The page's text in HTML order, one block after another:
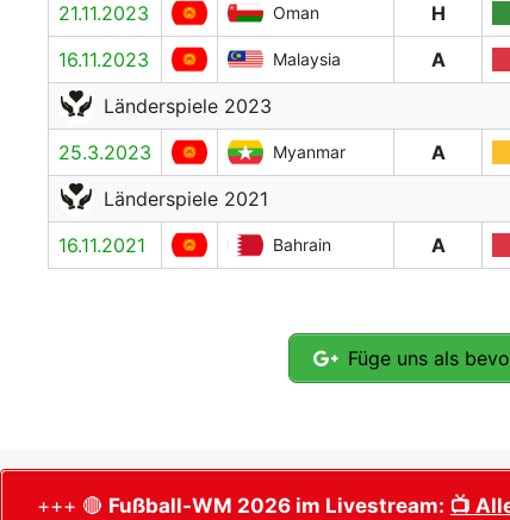
21.11.2023
Oman H
16.11.2023
Malaysia A
Länderspiele 2023
25.3.2023
Myanmar A
Länderspiele 2021
16.11.2021
Bahrain A
Füge uns als
+++ 🔴 Fußball-WM 2026 im Livestream: 📺